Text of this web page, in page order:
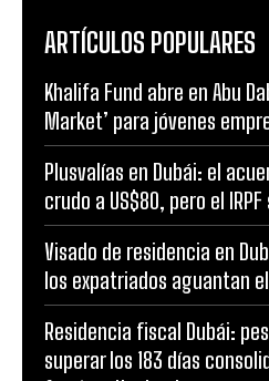
ARTÍCULOS POPULARES
Khalifa Fund abre en Abu
Market’ para jóvenes
Plusvalías en Dubái: el
crudo a US$80, pero el
Visado de residencia en
los expatriados aguantan
Residencia fiscal Dubái:
superar los 183 días